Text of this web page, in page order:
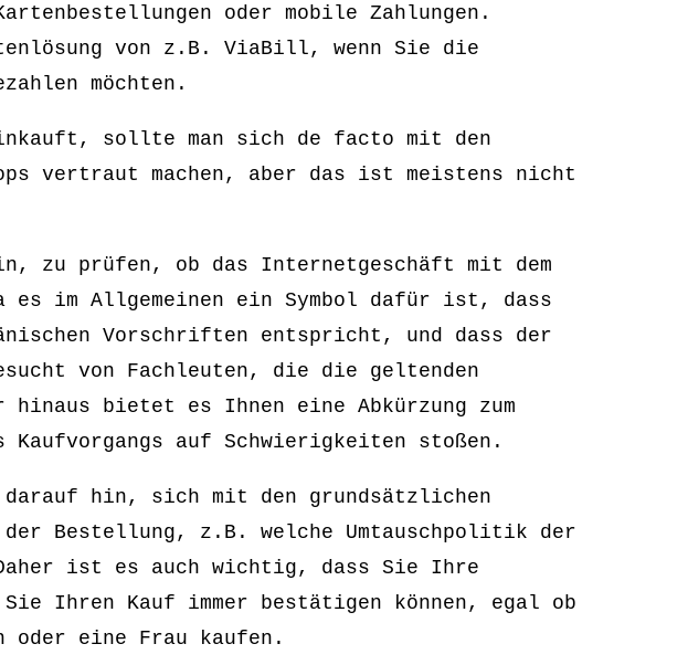
oder mobile Zahlungen.
von z.B. ViaBill, wenn Sie die
möchten.
sollte man sich de facto mit den
vertraut machen, aber das ist meistens nicht
zu prüfen, ob das Internetgeschäft mit dem
es im Allgemeinen ein Symbol dafür ist, dass
Vorschriften entspricht, und dass der
von Fachleuten, die die geltenden
bietet es Ihnen eine Abkürzung zum
Kaufvorgangs auf Schwierigkeiten stoßen.
darauf hin, sich mit den grundsätzlichen
der Bestellung, z.B. welche Umtauschpolitik der
ist es auch wichtig, dass Sie Ihre
Ihren Kauf immer bestätigen können, egal ob
oder eine Frau kaufen.